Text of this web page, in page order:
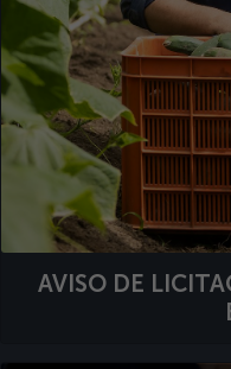
AVISO DE